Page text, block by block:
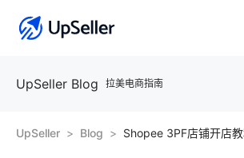
UpSeller Blog 拉美电商指南
UpSeller Blog Shopee 3PF店铺开店